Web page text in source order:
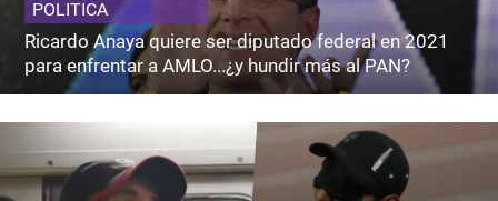
POLITICA
Ricardo Anaya quiere ser diputado federal en 2021
para enfrentar a AMLO...¿y hundir más al PAN?